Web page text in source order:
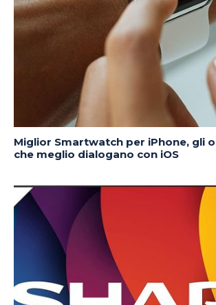
Miglior Smartwatch per iPhone, gli
che meglio dialogano con iOS